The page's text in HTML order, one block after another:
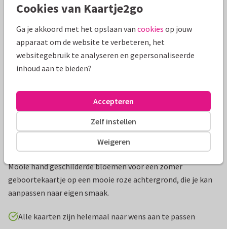
Mooie extra's bij je kaart
Productinformatie
Mooie hand geschilderde bloemen voor een zomer
geboortekaartje op een mooie roze achtergrond, die je kan
aanpassen naar eigen smaak.
Alle kaarten zijn helemaal naar wens aan te passen
Cookies van Kaartje2go
Ga je akkoord met het opslaan van cookies op jouw
apparaat om de website te verbeteren, het
websitegebruik te analyseren en gepersonaliseerde
inhoud aan te bieden?
Weigeren
Zelf instellen
Accepteren